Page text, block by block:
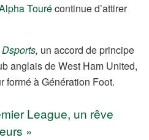
Tourécontinue d’attirer
Dsports, un accord de principe
anglais de West Ham United,
formé à Génération Foot.
League, un rêve
»